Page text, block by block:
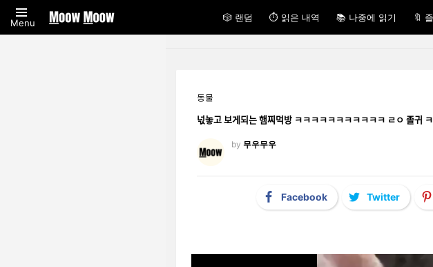
Menu 🎲 랜덤 ⏱ 읽은 내역 📚 나중에 읽기 🔖
동물
넋놓고 보게되는 햄찌먹방 ㅋㅋㅋㅋㅋㅋㅋㅋㅋㅋㅋ ㄹㅇ 졸귀
by 무우무우
Facebook Twitter